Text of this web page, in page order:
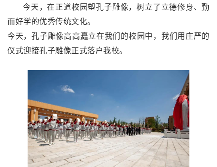
今天，在正道校园塑孔子雕像，树立了立德修身、勤
而好学的优秀传统文化。
今天，孔子雕像高高矗立在我们的校园中，我们用庄严的
仪式迎接孔子雕像正式落户我校。